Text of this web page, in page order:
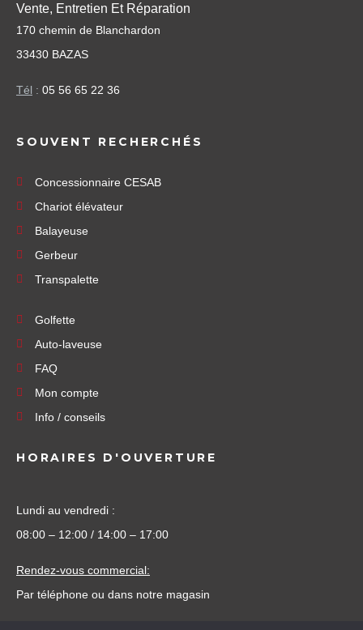
Vente, Entretien Et Réparation
170 chemin de Blanchardon
33430 BAZAS
Tél : 05 56 65 22 36
SOUVENT RECHERCHÉS
Concessionnaire CESAB
Chariot élévateur
Balayeuse
Gerbeur
Transpalette
Golfette
Auto-laveuse
FAQ
Mon compte
Info / conseils
HORAIRES D'OUVERTURE
Lundi au vendredi :
08:00 – 12:00 / 14:00 – 17:00
Rendez-vous commercial:
Par téléphone ou dans notre magasin